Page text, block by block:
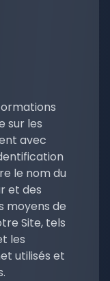
sur les
avec
le nom du
et des
moyens de
Site, tels
les
utilisés et